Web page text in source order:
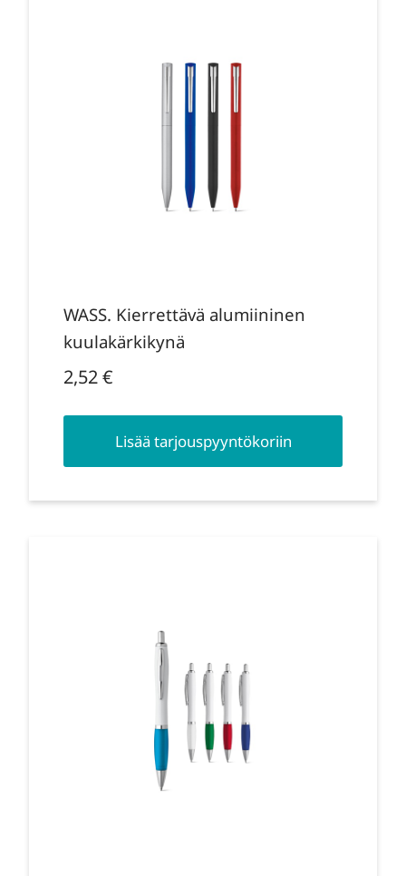
WASS. Kierrettävä alumiininen
kuulakärkikynä
2,52€
Lisää tarjouspyyntökoriin